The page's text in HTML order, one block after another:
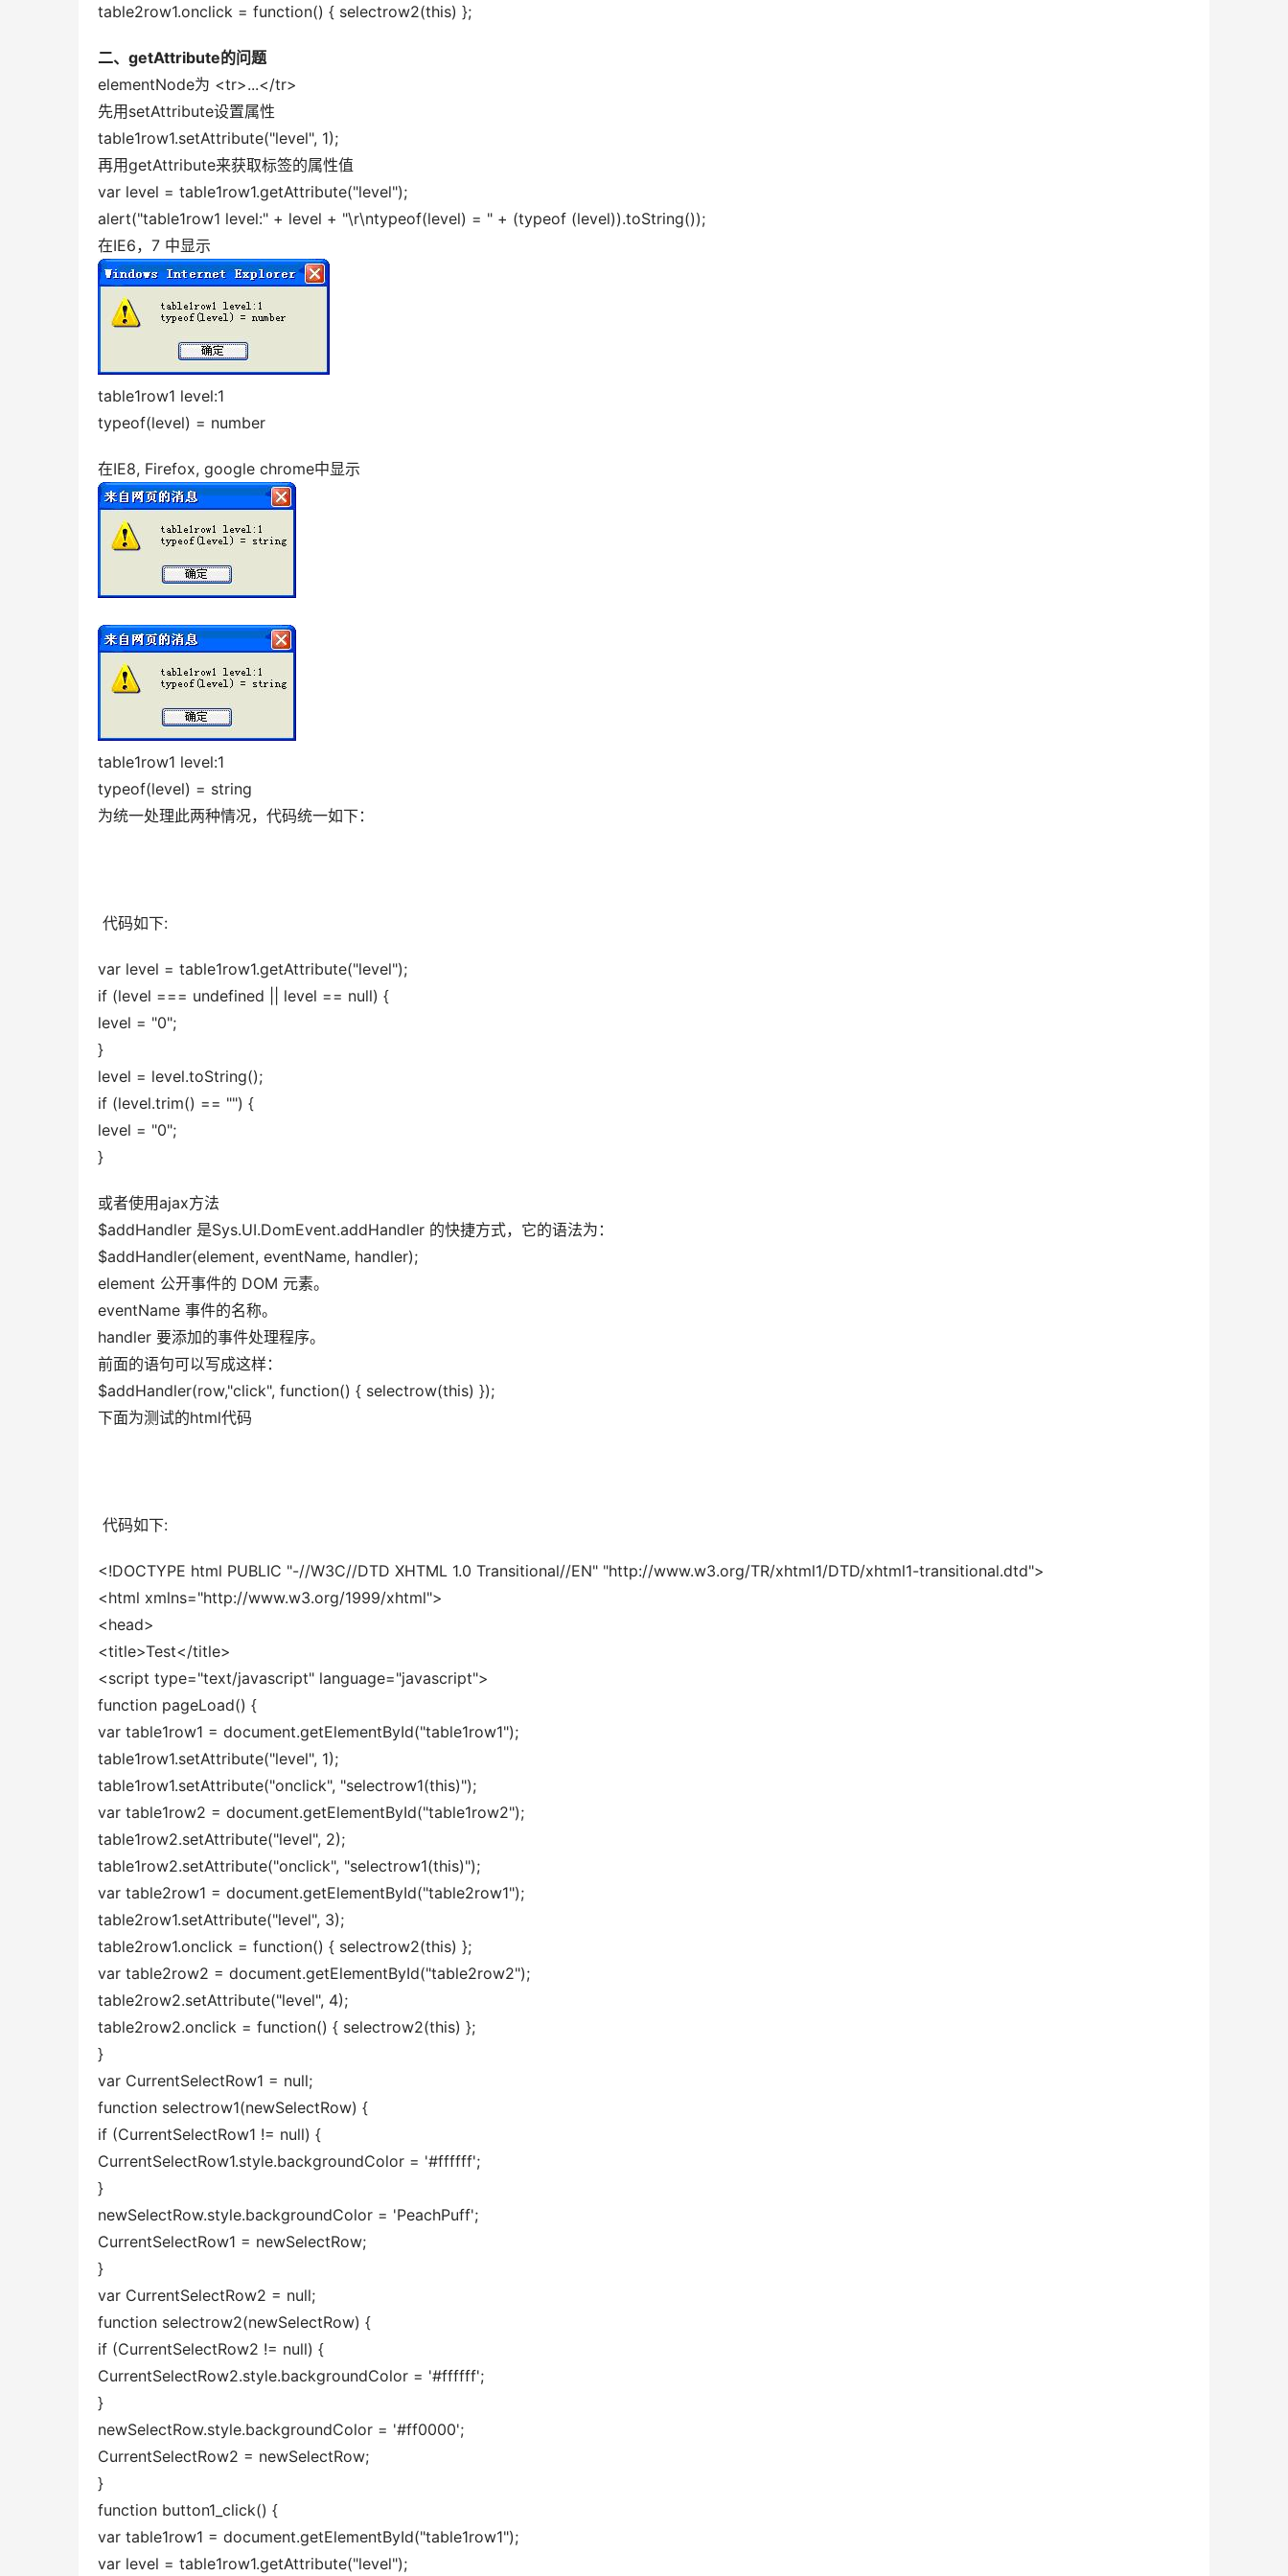
table2row1.onclick = function() { selectrow2(this) };
二、getAttribute的问题
elementNode为 <tr>...</tr>
先用setAttribute设置属性
table1row1.setAttribute("level", 1);
再用getAttribute来获取标签的属性值
var level = table1row1.getAttribute("level");
alert("table1row1 level:" + level + "\r\ntypeof(level) = " + (typeof (level)).toString());
在IE6，7 中显示
table1row1 level:1
typeof(level) = number
在IE8, Firefox, google chrome中显示
table1row1 level:1
typeof(level) = string
为统一处理此两种情况，代码统一如下：
代码如下:
var level = table1row1.getAttribute("level");
if (level === undefined || level == null) {
level = "0";
}
level = level.toString();
if (level.trim() == "") {
level = "0";
}
或者使用ajax方法
$addHandler 是Sys.UI.DomEvent.addHandler 的快捷方式，它的语法为：
$addHandler(element, eventName, handler);
element 公开事件的 DOM 元素。
eventName 事件的名称。
handler 要添加的事件处理程序。
前面的语句可以写成这样：
$addHandler(row,"click", function() { selectrow(this) });
下面为测试的html代码
代码如下:
<!DOCTYPE html PUBLIC "-//W3C//DTD XHTML 1.0 Transitional//EN" "http://www.w3.org/TR/xhtml1/DTD/xhtml1-transitional.dtd">
<html xmlns="http://www.w3.org/1999/xhtml">
<head>
<title>Test</title>
<script type="text/javascript" language="javascript">
function pageLoad() {
var table1row1 = document.getElementById("table1row1");
table1row1.setAttribute("level", 1);
table1row1.setAttribute("onclick", "selectrow1(this)");
var table1row2 = document.getElementById("table1row2");
table1row2.setAttribute("level", 2);
table1row2.setAttribute("onclick", "selectrow1(this)");
var table2row1 = document.getElementById("table2row1");
table2row1.setAttribute("level", 3);
table2row1.onclick = function() { selectrow2(this) };
var table2row2 = document.getElementById("table2row2");
table2row2.setAttribute("level", 4);
table2row2.onclick = function() { selectrow2(this) };
}
var CurrentSelectRow1 = null;
function selectrow1(newSelectRow) {
if (CurrentSelectRow1 != null) {
CurrentSelectRow1.style.backgroundColor = '#ffffff';
}
newSelectRow.style.backgroundColor = 'PeachPuff';
CurrentSelectRow1 = newSelectRow;
}
var CurrentSelectRow2 = null;
function selectrow2(newSelectRow) {
if (CurrentSelectRow2 != null) {
CurrentSelectRow2.style.backgroundColor = '#ffffff';
}
newSelectRow.style.backgroundColor = '#ff0000';
CurrentSelectRow2 = newSelectRow;
}
function button1_click() {
var table1row1 = document.getElementById("table1row1");
var level = table1row1.getAttribute("level");